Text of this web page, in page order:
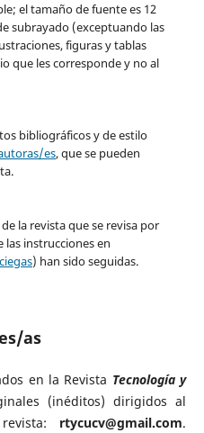
el tamaño de fuente es 12
subrayado (exceptuando las
figuras y tablas
que les corresponde y no al
bibliográficos y de estilo
es, que se pueden
la revista que se revisa por
las instrucciones en
) han sido seguidas.
as
en la Revista Tecnología y
(inéditos) dirigidos al
rtycucv@gmail.com.